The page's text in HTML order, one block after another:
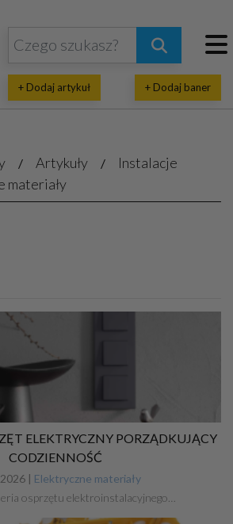
+ Dodaj artykuł + Dodaj baner
Artykuły
Instalacje
materiały
ELEKTRYCZNY PORZĄDKUJĄCY
CODZIENNOŚĆ
| Elektryczne materiały
osprzętu elektroinstalacyjnego…